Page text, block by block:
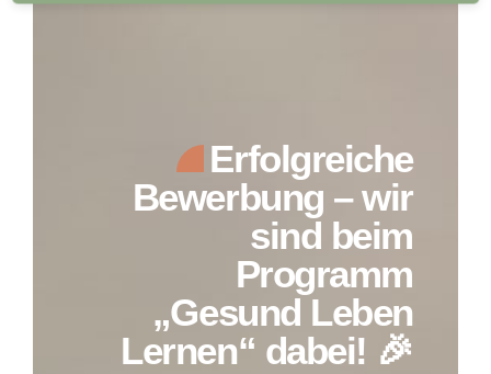
Erfolgreiche
Bewerbung – wir
sind beim
Programm
„Gesund Leben
Lernen“ dabei! 🎉